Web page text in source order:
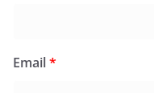
Email*